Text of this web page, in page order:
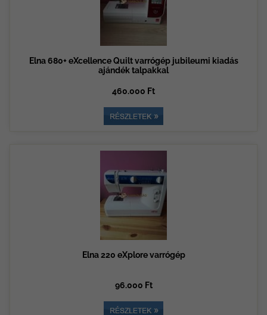
Elna 680+ eXcellence Quilt varrógép jubileumi kiadás
ajándék talpakkal
460.000 Ft
Elna 220 eXplore varrógép
96.000 Ft